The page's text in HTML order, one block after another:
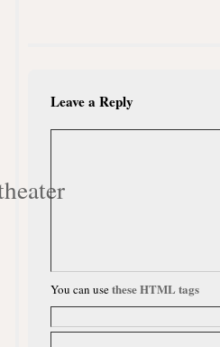
Leave a Reply
You can usethese HTML tags